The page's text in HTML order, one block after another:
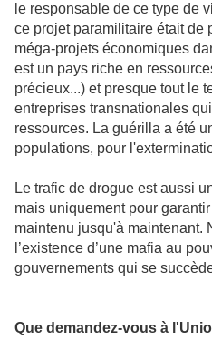
le responsable de ce type de
ce projet paramilitaire était de
méga-projets économiques
est un pays riche en
précieux...) et presque tout le
entreprises transnationales
ressources. La guérilla a été
populations, pour
Le trafic de drogue est aussi
mais uniquement pour
maintenu jusqu'à maintenant.
l’existence d’une mafia au
gouvernements qui se
Que demandez-vous à